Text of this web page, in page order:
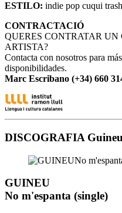
ESTILO: indie pop cuqui trash
CONTRACTACIÓ
QUERES CONTRATAR UN
ARTISTA?
Contacta con nosotros para
disponibilidades.
Marc Escribano (+34) 660
DISCOGRAFIA Guineu
GUINEU
No m'espanta (single)